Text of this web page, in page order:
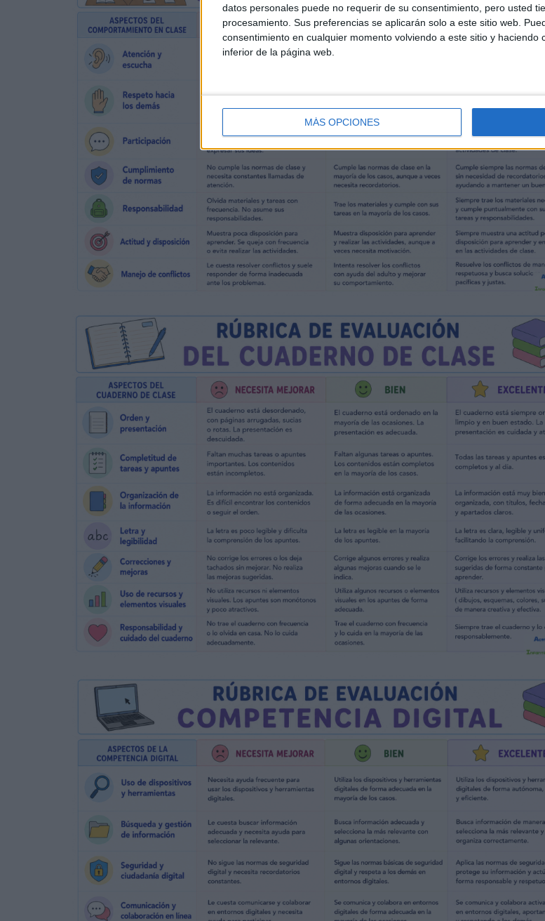
datos personales puede no requerir de su consentimiento, pero usted
procesamiento. Sus preferencias se aplicarán solo a este sitio web.
consentimiento en cualquier momento volviendo a este sitio y haciendo
inferior de la página web.
MÁS OPCIONES